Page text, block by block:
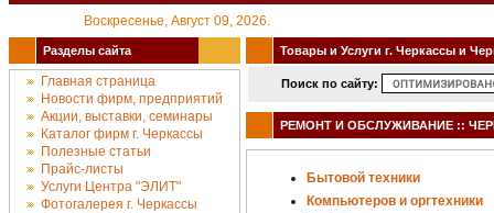
Воскресенье, Август 09, 2026.
Разделы сайта
Главная страница
Новости фирм, предприятий
Акции, выставки, семинары
Каталог фирм г. Черкассы
Полезные статьи
Прайс-листы
Услуги Центра "ЭЛИТ"
Фотогалерея г. Черкассы
Товары и Услуги г. Черкассы и
Поиск по сайту:
РЕМОНТ И ОБСЛУЖИВАНИЕ ::
Бытовой техники
Компьютеров и оргтехники